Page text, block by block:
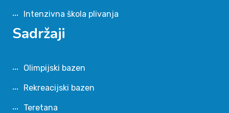
Intenzivna škola plivanja
Sadržaji
Olimpijski bazen
Rekreacijski bazen
Teretana